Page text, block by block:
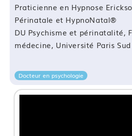
aider à atteindre un objectif
Module 11 : Connaitre les
futurisation
Module 12 : Aller récupérer une
Module 13 : Planifier l’avenir
Module 14 : Choisir entre 2 voies
Praticienne en Hypnose
Périnatale et HypnoNatal®
DU Psychisme et périnatalité,
médecine, Université Paris Sud
Docteur en psychologie